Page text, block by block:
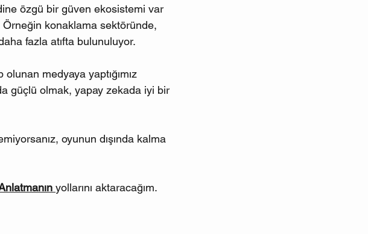
özgü bir güven ekosistemi var
konaklama sektöründe,
fazla atıfta bulunuluyor.
medyaya yaptığımız
güçlü olmak, yapay zekada iyi bir
oyunun dışında kalma
yollarını aktaracağım.